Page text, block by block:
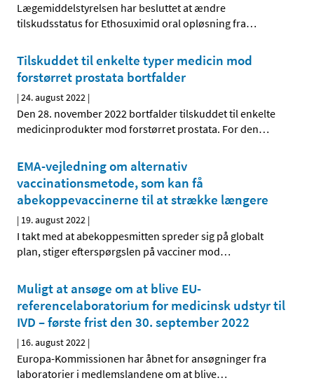
Lægemiddelstyrelsen har besluttet at ændre
tilskudsstatus for Ethosuximid oral opløsning fra…
Tilskuddet til enkelte typer medicin mod
forstørret prostata bortfalder
|24. august 2022 |
Den 28. november 2022 bortfalder tilskuddet til enkelte
medicinprodukter mod forstørret prostata. For den…
EMA-vejledning om alternativ
vaccinationsmetode, som kan få
abekoppevaccinerne til at strække længere
| 19. august 2022 |
I takt med at abekoppesmitten spreder sig på globalt
plan, stiger efterspørgslen på vacciner mod…
Muligt at ansøge om at blive EU-
referencelaboratorium for medicinsk udstyr til
IVD – første frist den 30. september 2022
| 16. august 2022 |
Europa-Kommissionen har åbnet for ansøgninger fra
laboratorier i medlemslandene om at blive…